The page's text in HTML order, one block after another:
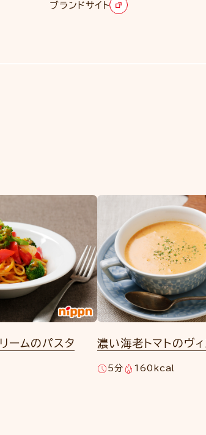
ブランドサイト
ームのパスタ 濃い海老トマトのヴ
5分 160kcal